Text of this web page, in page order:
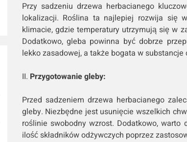
Przy sadzeniu drzewa herbacianego
lokalizacji. Roślina ta najlepiej rozwija się
klimacie, gdzie temperatury utrzymują się w
Dodatkowo, gleba powinna być dobrze
lekko zasadowej, a także bogata w substancje
II. Przygotowanie gleby:
Przed sadzeniem drzewa herbacianego
gleby. Niezbędne jest usunięcie wszelkich
roślinie swobodny wzrost. Dodatkowo, warto
ilość składników odżywczych poprzez